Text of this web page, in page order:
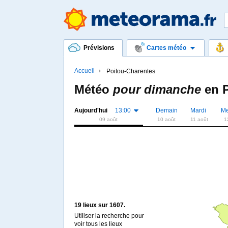
Prévisions Cartes météo
Accueil Poitou-Charentes
Météo pour dimancheen
Aujourd'hui 13:00
09 août
Demain
10 août
Mardi
11 août
19 lieux sur 1607.
Utiliser la recherche pour
voir tous les lieux